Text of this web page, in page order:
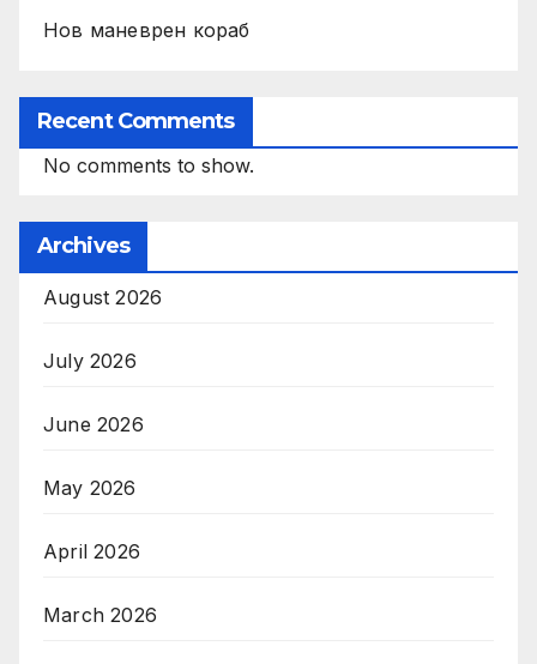
Нов маневрен кораб
Recent Comments
No comments to show.
Archives
August 2026
July 2026
June 2026
May 2026
April 2026
March 2026